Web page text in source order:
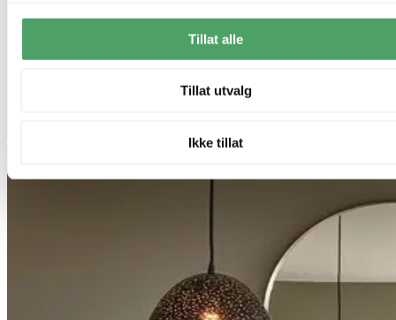
Tillat alle
Tillat utvalg
Ikke tillat